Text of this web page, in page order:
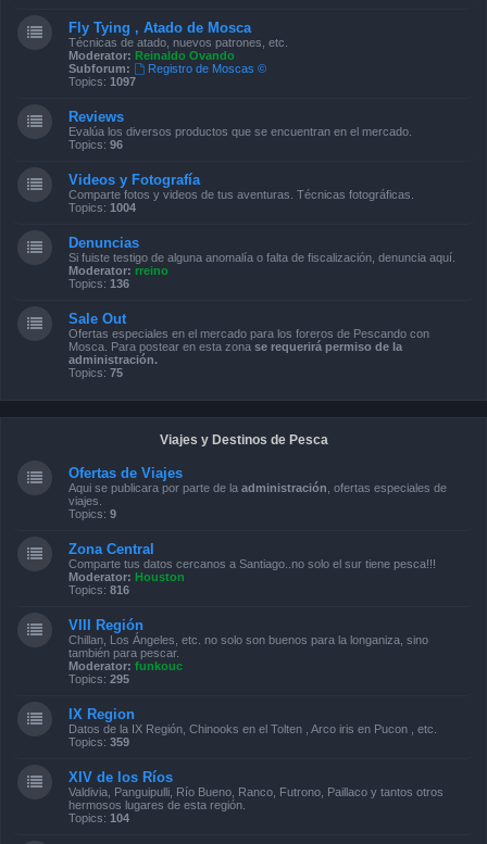
Fly Tying , Atado de Mosca
Técnicas de atado, nuevos patrones, etc.
Moderator: Reinaldo Ovando
Subforum:
Registro de Moscas ©
Topics: 1097
Reviews
Evalúa los diversos productos que se encuentran en el mercado.
Topics: 96
Videos y Fotografía
Comparte fotos y videos de tus aventuras. Técnicas fotográficas.
Topics: 1004
Denuncias
Si fuiste testigo de alguna anomalía o falta de fiscalización, denuncia aquí.
Moderator: rreino
Topics: 136
Sale Out
Ofertas especiales en el mercado para los foreros de Pescando con
Mosca. Para postear en esta zona se requerirá permiso de la
administración.
Topics: 75
Viajes y Destinos de Pesca
Ofertas de Viajes
Aqui se publicara por parte de la administración , ofertas especiales de
viajes.
Topics: 9
Zona Central
Comparte tus datos cercanos a Santiago..no solo el sur tiene pesca!!!
Moderator: Houston
Topics: 816
VIII Región
Chillan, Los Ángeles, etc. no solo son buenos para la longaniza, sino
también para pescar.
Moderator: funkouc
Topics: 295
IX Region
Datos de la IX Región, Chinooks en el Tolten , Arco iris en Pucon , etc.
Topics: 359
XIV de los Ríos
Valdivia, Panguipulli, Río Bueno, Ranco, Futrono, Paillaco y tantos otros
hermosos lugares de esta región.
Topics: 104